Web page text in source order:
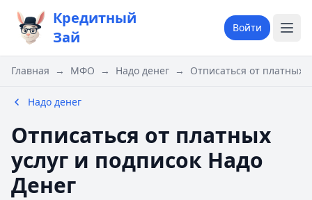
Кредитный
Зай
Войти
Главная → МФО → Надо денег → Отписаться от платных
Надо денег
Отписаться от платных
услуг и подписок Надо
Денег